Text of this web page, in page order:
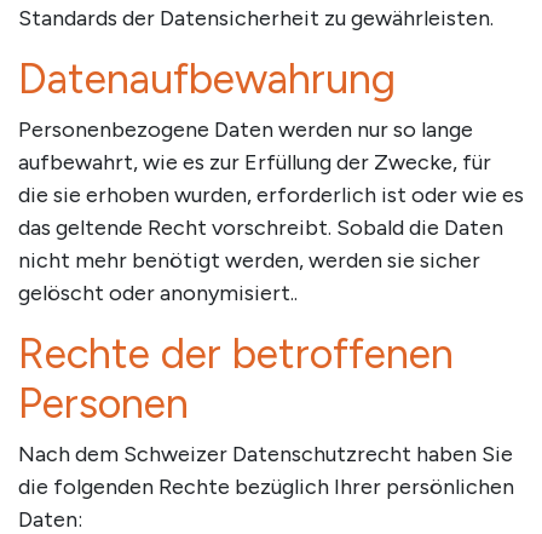
Standards der Datensicherheit zu gewährleisten.
Datenaufbewahrung
Personenbezogene Daten werden nur so lange
aufbewahrt, wie es zur Erfüllung der Zwecke, für
die sie erhoben wurden, erforderlich ist oder wie es
das geltende Recht vorschreibt. Sobald die Daten
nicht mehr benötigt werden, werden sie sicher
gelöscht oder anonymisiert..
Rechte der betroffenen
Personen
Nach dem Schweizer Datenschutzrecht haben Sie
die folgenden Rechte bezüglich Ihrer persönlichen
Daten: